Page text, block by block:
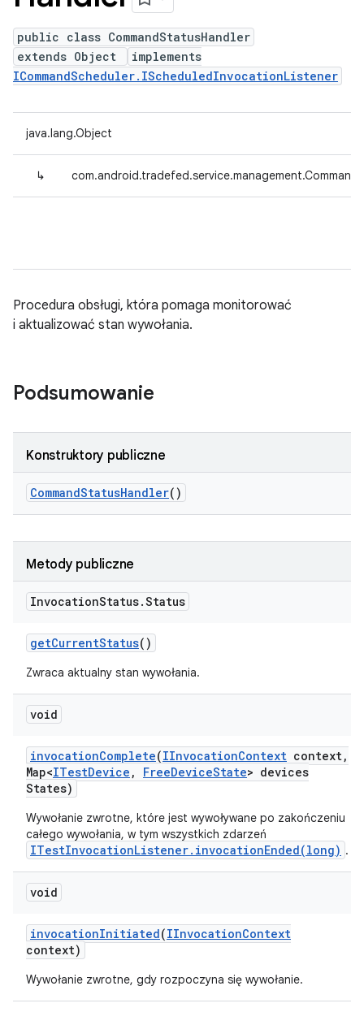
public class CommandStatusHandler
extends Object
implements
ICommandScheduler.IScheduledInvocationListener
java.lang.Object
↳
Procedura obsługi, która pomaga monitorować
i aktualizować stan wywołania.
Podsumowanie
Konstruktory publiczne
CommandStatusHandler()
Metody publiczne
InvocationStatus.Status
getCurrentStatus()
Zwraca aktualny stan wywołania.
void
invocationComplete(IInvocationContext context,
Map<ITestDevice , FreeDeviceState> devices
States)
Wywołanie zwrotne, które jest wywoływane po zakończeniu
całego wywołania, w tym wszystkich zdarzeń
ITestInvocationListener.invocationEnded(long) .
void
invocationInitiated(IInvocationContext
context)
Wywołanie zwrotne, gdy rozpoczyna się wywołanie.